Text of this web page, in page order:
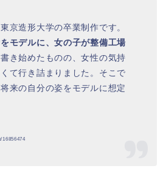
京造形大学の卒業制作です。
モデルに、女の子が整備工場
き始めたものの、女性の気持
て行き詰まりました。そこで
来の自分の姿をモデルに想定